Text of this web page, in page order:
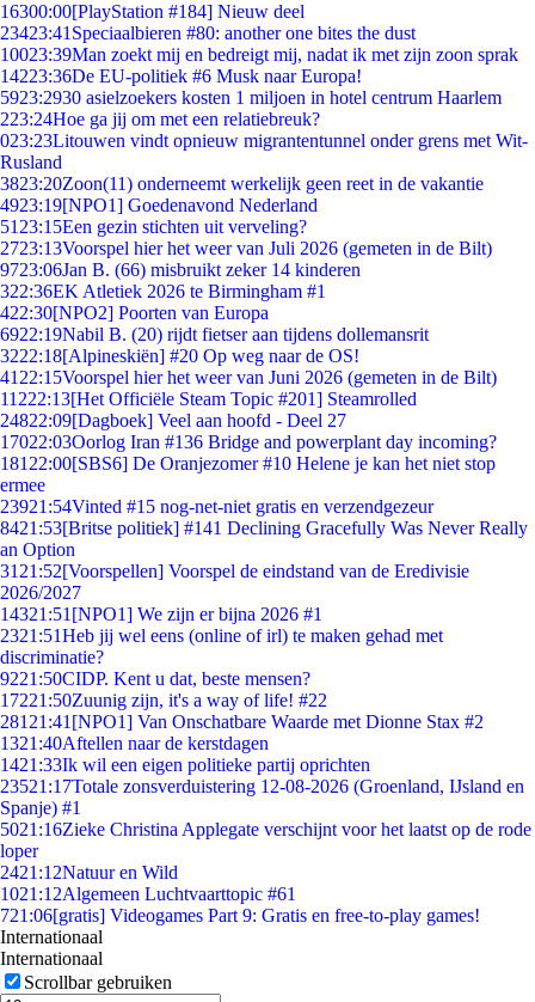
16300:00[PlayStation #184] Nieuw deel
23423:41 Speciaalbieren #80: another one bites the dust
10023:39Man zoekt mij en bedreigt mij, nadat ik met zijn zoon sprak
14223:36De EU-politiek #6 Musk naar Europa!
5923:2930 asielzoekers kosten 1 miljoen in hotel centrum Haarlem
223:24Hoe ga jij om met een relatiebreuk?
023:23Litouwen vindt opnieuw migrantentunnel onder grens met Wit-
Rusland
3823:20Zoon(11) onderneemt werkelijk geen reet in de vakantie
4923:19[NPO1] Goedenavond Nederland
51 23:15Een gezin stichten uit verveling?
2723:13Voorspel hier het weer van Juli 2026 (gemeten in de Bilt)
9723:06Jan B. (66) misbruikt zeker 14 kinderen
322:36EK Atletiek 2026 te Birmingham #1
422:30[NPO2] Poorten van Europa
6922:19Nabil B. (20) rijdt fietser aan tijdens dollemansrit
3222:18[Alpineskiën] #20 Op weg naar de OS!
41 22:15Voorspel hier het weer van Juni 2026 (gemeten in de Bilt)
11222:13[Het Officiële Steam Topic #201] Steamrolled
24822:09[Dagboek] Veel aan hoofd - Deel 27
17022:03Oorlog Iran #136 Bridge and powerplant day incoming?
181 22:00[SBS6] De Oranjezomer #10 Helene je kan het niet stop
ermee
23921:54Vinted #15 nog-net-niet gratis en verzendgezeur
8421:53[Britse politiek] #141 Declining Gracefully Was Never Really
an Option
31 21:52[Voorspellen] Voorspel de eindstand van de Eredivisie
2026/2027
14321:51 [NPO1] We zijn er bijna 2026 #1
2321:51Heb jij wel eens (online of irl) te maken gehad met
discriminatie?
9221:50CIDP. Kent u dat, beste mensen?
17221:50Zuunig zijn, it's a way of life! #22
281 21:41 [NPO1] Van Onschatbare Waarde met Dionne Stax #2
1321:40Aftellen naar de kerstdagen
1421:33Ik wil een eigen politieke partij oprichten
23521:17Totale zonsverduistering 12-08-2026 (Groenland, IJsland en
Spanje) #1
5021:16Zieke Christina Applegate verschijnt voor het laatst op de rode
loper
2421:12Natuur en Wild
1021:12Algemeen Luchtvaarttopic #61
721:06[gratis] Videogames Part 9: Gratis en free-to-play games!
Internationaal
Internationaal
Scrollbar gebruiken